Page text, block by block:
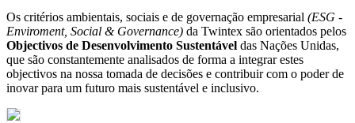
Os critérios ambientais, sociais e de governação empresarial (ESG -
Enviroment, Social & Governance) da Twintex são orientados pelos
Objectivos de Desenvolvimento Sustentável das Nações Unidas,
que são constantemente analisados de forma a integrar estes
objectivos na nossa tomada de decisões e contribuir com o poder de
inovar para um futuro mais sustentável e inclusivo.